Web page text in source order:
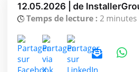
12.05.2026 | de
Temps de lecture : 2 minutes